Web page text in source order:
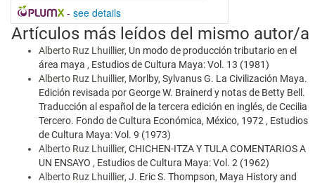
- see details
Artículos más leídos del mismo autor/a
Alberto Ruz Lhuillier, Un modo de producción tributario en el
área maya , Estudios de Cultura Maya: Vol. 13 (1981)
Alberto Ruz Lhuillier, Morlby, Sylvanus G. La Civilización Maya.
Edición revisada por George W. Brainerd y notas de Betty Bell.
Traducción al español de la tercera edición en inglés, de Cecilia
Tercero. Fondo de Cultura Económica, México, 1972 , Estudios
de Cultura Maya: Vol. 9 (1973)
Alberto Ruz Lhuillier, CHICHEN-ITZA Y TULA COMENTARIOS A
UN ENSAYO , Estudios de Cultura Maya: Vol. 2 (1962)
Alberto Ruz Lhuillier, J. Eric S. Thompson, Maya History and